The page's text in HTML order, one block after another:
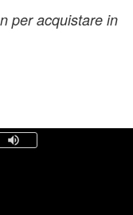
per acquistare in